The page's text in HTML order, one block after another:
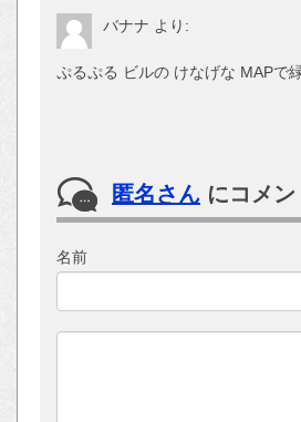
バナナ より:
ぷるぷる ビルの けなげな MAPで
匿名さん にコメン
名前